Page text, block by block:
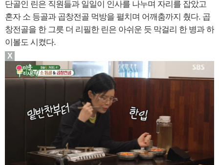
단골인 린은 직원들과 일일이 인사를 나누며 자리를 잡았고
혼자 소 등골과 곱창전골 먹방을 펼치며 어깨춤까지 췄다. 곱
창전골을 한 그릇 더 리필한 린은 아쉬운 듯 막걸리 한 병과 하
이볼도 시켰다.
X